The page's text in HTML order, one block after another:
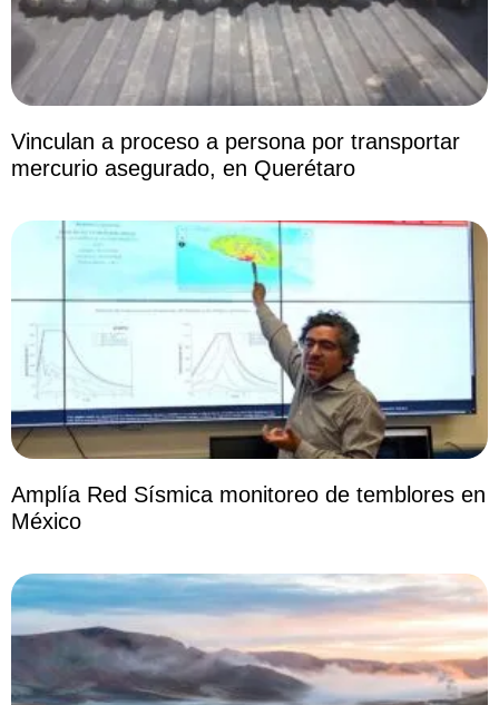
Vinculan a proceso a persona por transportar
mercurio asegurado, en Querétaro
Amplía Red Sísmica monitoreo de temblores en
México